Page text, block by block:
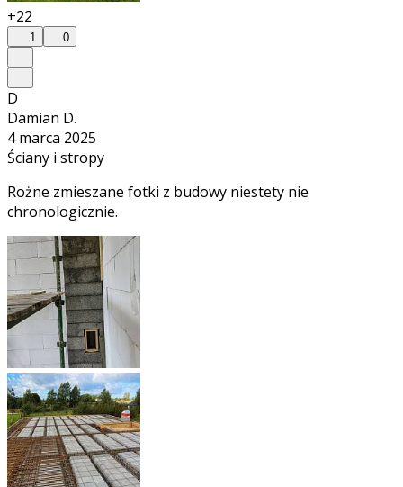
+22
1 0
D
Damian D.
4 marca 2025
Ściany i stropy
Rożne zmieszane fotki z budowy niestety nie
chronologicznie.